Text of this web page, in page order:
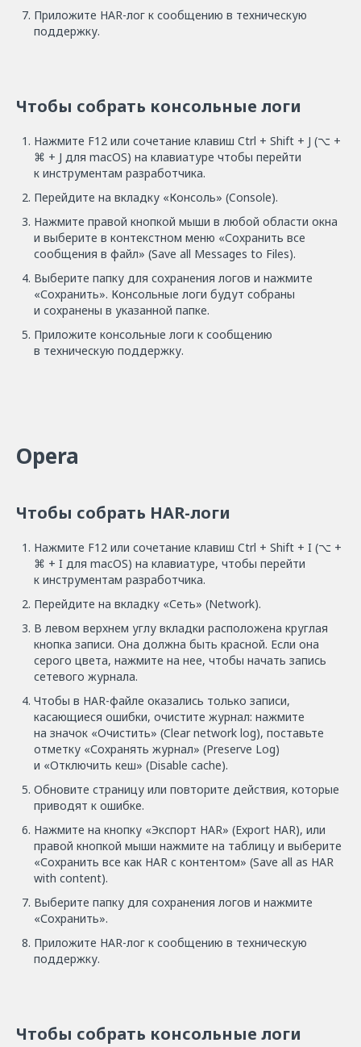
Приложите HAR-лог к сообщению в техническую
поддержку.
Чтобы собрать консольные логи
Нажмите F12 или сочетание клавиш Ctrl + Shift + J (⌥ +
⌘ + J для macOS) на клавиатуре чтобы перейти
к инструментам разработчика.
Перейдите на вкладку «Консоль» (Console).
Нажмите правой кнопкой мыши в любой области окна
и выберите в контекстном меню «Сохранить все
сообщения в файл» (Save all Messages to Files).
Выберите папку для сохранения логов и нажмите
«Сохранить». Консольные логи будут собраны
и сохранены в указанной папке.
Приложите консольные логи к сообщению
в техническую поддержку.
Opera
Чтобы собрать HAR-логи
Нажмите F12 или сочетание клавиш Ctrl + Shift + I (⌥ +
⌘ + I для macOS) на клавиатуре, чтобы перейти
к инструментам разработчика.
Перейдите на вкладку «Сеть» (Network).
В левом верхнем углу вкладки расположена круглая
кнопка записи. Она должна быть красной. Если она
серого цвета, нажмите на нее, чтобы начать запись
сетевого журнала.
Чтобы в HAR-файле оказались только записи,
касающиеся ошибки, очистите журнал: нажмите
на значок «Очистить» (Clear network log), поставьте
отметку «Сохранять журнал» (Preserve Log)
и «Отключить кеш» (Disable cache).
Обновите страницу или повторите действия, которые
приводят к ошибке.
Нажмите на кнопку «Экспорт HAR» (Export HAR), или
правой кнопкой мыши нажмите на таблицу и выберите
«Сохранить все как HAR с контентом» (Save all as HAR
with content).
Выберите папку для сохранения логов и нажмите
«Сохранить».
Приложите HAR-лог к сообщению в техническую
поддержку.
Чтобы собрать консольные логи